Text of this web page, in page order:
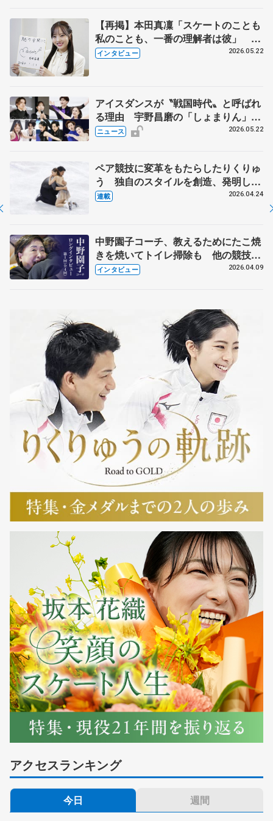
【再掲】本田真凜「スケートのことも
私のことも、一番の理解者は彼」 引
退時の単独インタビューで語った競技
インタビュー 2026.05.22
アイスダンスが〝戦国時代〟と呼ばれ
る理由 宇野昌磨の「しょまりん」ら
実力者が相次いで参戦 国内の競争激
ニュース 2026.05.22
ペア競技に変革をもたらしたりくりゅ
う 独自のスタイルを創造、発明した
【引退発表後②】
連載 2026.04.24
中野園子コーチ、教えるためにたこ焼
きを焼いてトイレ掃除も 他の競技に
も通用するという坂本花織の筋肉
インタビュー 2026.04.09
アクセスランキング
今日 週間